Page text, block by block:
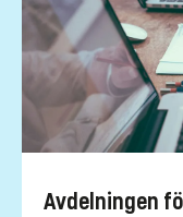
Avdelningen